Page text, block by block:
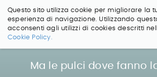
Questo sito utilizza cookie per migliorare la
esperienza di navigazione. Utilizzando
acconsenti agli utilizzi di cookies descritti
Cookie Policy.
Salta
Ma le pulci dove fanno